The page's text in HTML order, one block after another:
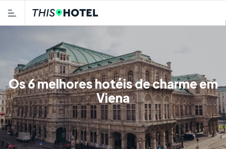
Os 6 melhores hotéis de charme em
Viena